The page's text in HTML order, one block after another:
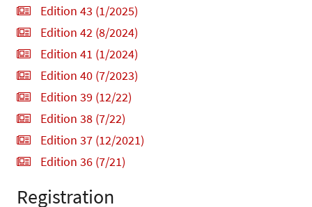
Edition 43 (1/2025)
Edition 42 (8/2024)
Edition 41 (1/2024)
Edition 40 (7/2023)
Edition 39 (12/22)
Edition 38 (7/22)
Edition 37 (12/2021)
Edition 36 (7/21)
Registration